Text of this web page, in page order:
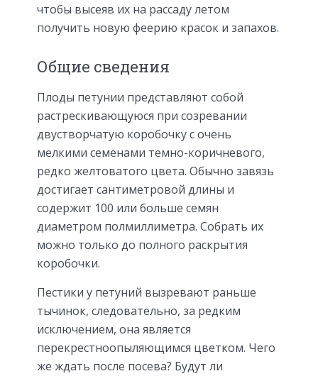
чтобы высеяв их на рассаду летом
получить новую феерию красок и запахов.
Общие сведения
Плоды петунии представляют собой
растрескивающуюся при созревании
двустворчатую коробочку с очень
мелкими семенами темно-коричневого,
редко желтоватого цвета. Обычно завязь
достигает сантиметровой длины и
содержит 100 или больше семян
диаметром полмиллиметра. Собрать их
можно только до полного раскрытия
коробочки.
Пестики у петуний вызревают раньше
тычинок, следовательно, за редким
исключением, она является
перекрестноопыляющимся цветком. Чего
же ждать после посева? Будут ли